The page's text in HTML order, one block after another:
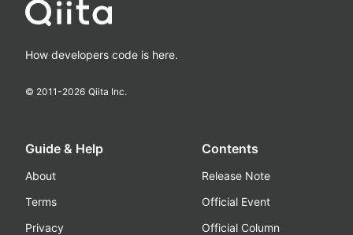
How developers code is here.
© 2011-2026 Qiita Inc.
Guide & Help
About
Terms
Privacy
Contents
Release Note
Official Event
Official Column